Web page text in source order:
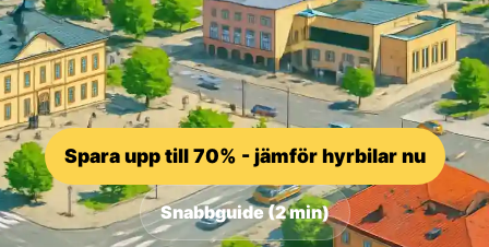
Spara upp till 70% - jämför hyrbilar nu
Snabbguide (2 min)